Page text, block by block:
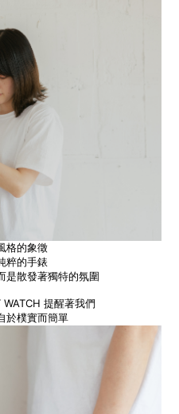
格的象徵
粹的手錶
是散發著獨特的氛圍
提醒著我們
於樸實而簡單